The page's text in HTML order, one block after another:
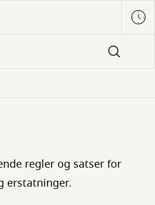
regler og satser for
erstatninger.